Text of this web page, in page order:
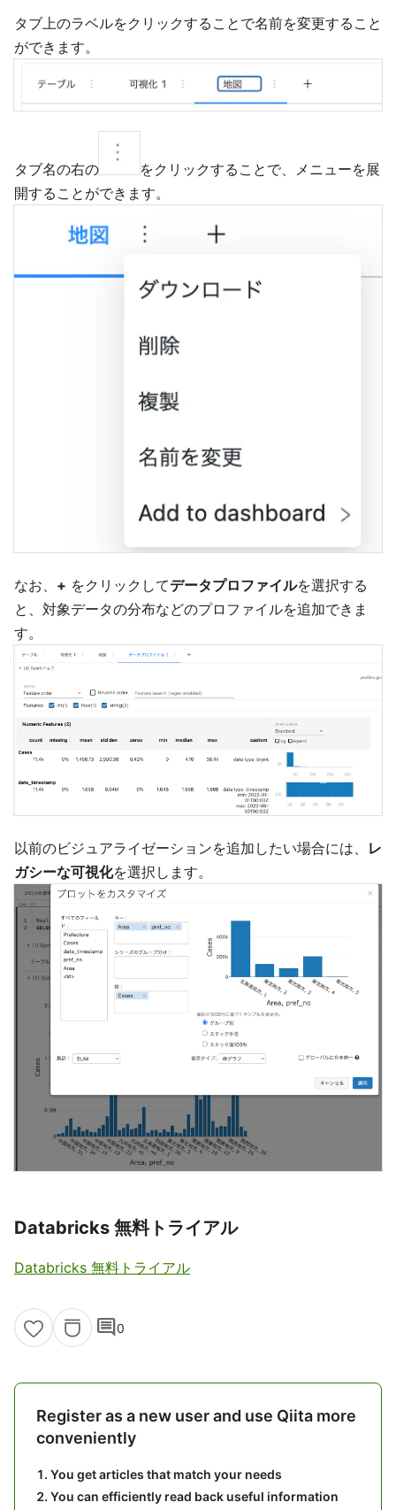
タブ上のラベルをクリックすることで名前を変更すること
ができます。
タブ名の右の
をクリックすることで、メニューを展
開することができます。
なお、 + をクリックしてデータプロファイルを選択する
と、対象データの分布などのプロファイルを追加できま
す。
以前のビジュアライゼーションを追加したい場合には、 レ
ガシーな可視化を選択します。
Databricks 無料トライアル
Databricks 無料トライアル
comment0
Register as a new user and use Qiita more
conveniently
You get articles that match your needs
You can efficiently read back useful information